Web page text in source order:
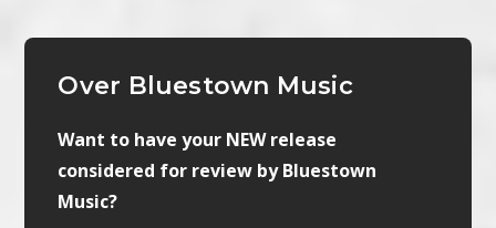
Over Bluestown Music
Want to have your NEW release
considered for review by Bluestown
Music?